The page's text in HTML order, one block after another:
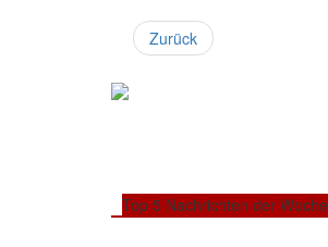
Zurück
Top 5 Nachrichten der Woche